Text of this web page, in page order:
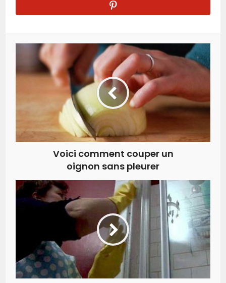
Voici comment couper un
oignon sans pleurer